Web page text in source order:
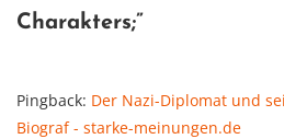
Charakters;”
Pingback: Der Nazi-Diplomat und
Biograf - starke-meinungen.de